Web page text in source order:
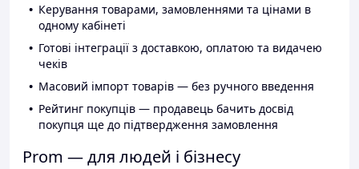
Керування товарами, замовленнями та цінами в
одному кабінеті
Готові інтеграції з доставкою, оплатою та видачею
чеків
Масовий імпорт товарів — без ручного введення
Рейтинг покупців — продавець бачить досвід
покупця ще до підтвердження замовлення
Prom — для людей і бізнесу